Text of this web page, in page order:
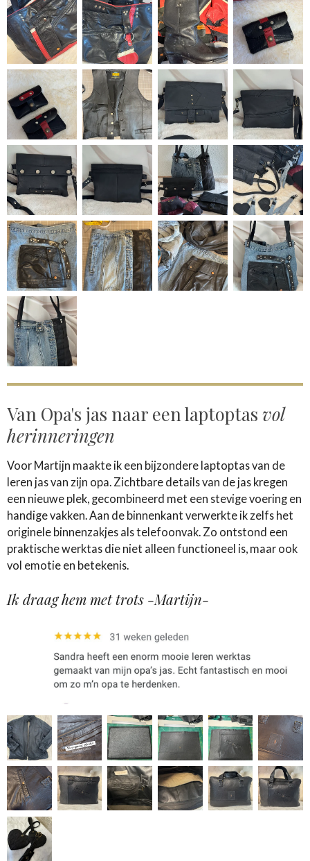
Van Opa's jas naar een laptoptas vol
herinneringen
Voor Martijn maakte ik een bijzondere laptoptas van de
leren jas van zijn opa. Zichtbare details van de jas kregen
een nieuwe plek, gecombineerd met een stevige voering en
handige vakken. Aan de binnenkant verwerkte ik zelfs het
originele binnenzakjes als telefoonvak. Zo ontstond een
praktische werktas die niet alleen functioneel is, maar ook
vol emotie en betekenis.
Ik draag hem met trots -Martijn-